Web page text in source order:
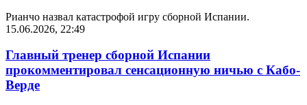
Рианчо назвал катастрофой игру сборной Испании.
15.06.2026, 22:49
Главный тренер сборной Испании
прокомментировал сенсационную ничью с Кабо-
Верде